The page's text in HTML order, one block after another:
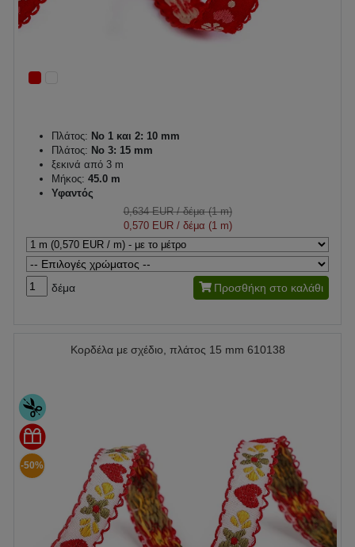
Πλάτος: Νο 1 και 2: 10 mm
Πλάτος: No 3: 15 mm
ξεκινά από 3 m
Μήκος: 45.0 m
Υφαντός
0,634 EUR/ δέμα (1 m)
0,570 EUR/ δέμα (1 m)
δέμα Προσθήκη στο καλάθι
Κορδέλα με σχέδιο, πλάτος 15 mm 610138
-50%